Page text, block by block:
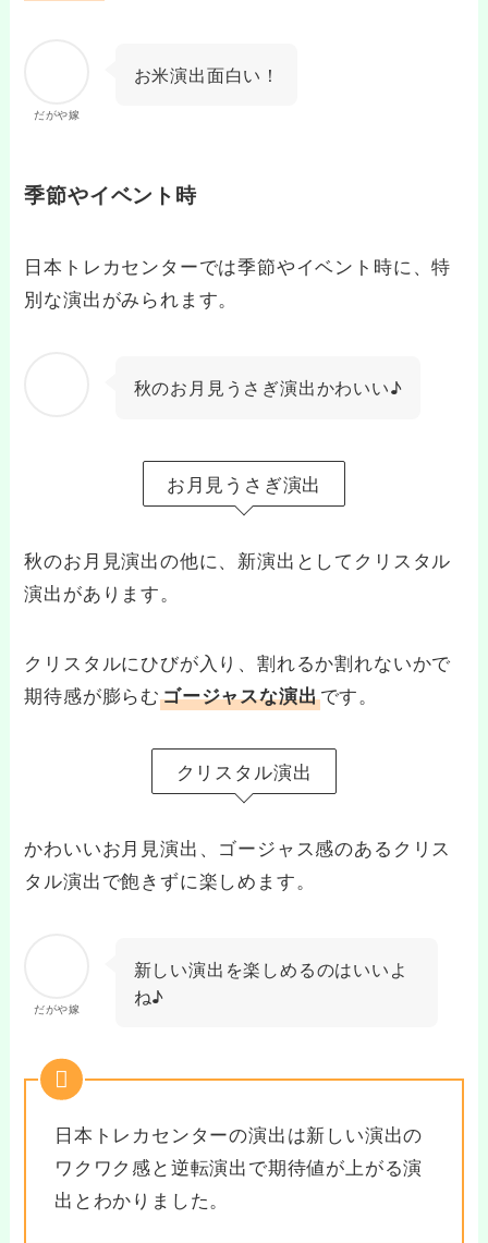
だがや嫁
お米演出面白い！
季節やイベント時
日本トレカセンターでは季節やイベント時に、特
別な演出がみられます。
秋のお月見うさぎ演出かわいい♪
お月見うさぎ演出
秋のお月見演出の他に、新演出としてクリスタル
演出があります。
クリスタルにひびが入り、割れるか割れないかで
期待感が膨らむゴージャスな演出です。
クリスタル演出
かわいいお月見演出、ゴージャス感のあるクリス
タル演出で飽きずに楽しめます。
だがや嫁
新しい演出を楽しめるのはいいよ
ね♪
日本トレカセンターの演出は新しい演出の
ワクワク感と逆転演出で期待値が上がる演
出とわかりました。